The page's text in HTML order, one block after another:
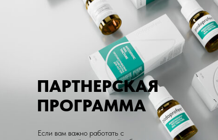
ПАРТНЕРСКАЯ
ПРОГРАММА
Если вам важно работать с